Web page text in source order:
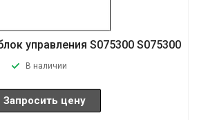
управления S075300 S075300
В наличии
Запросить цену